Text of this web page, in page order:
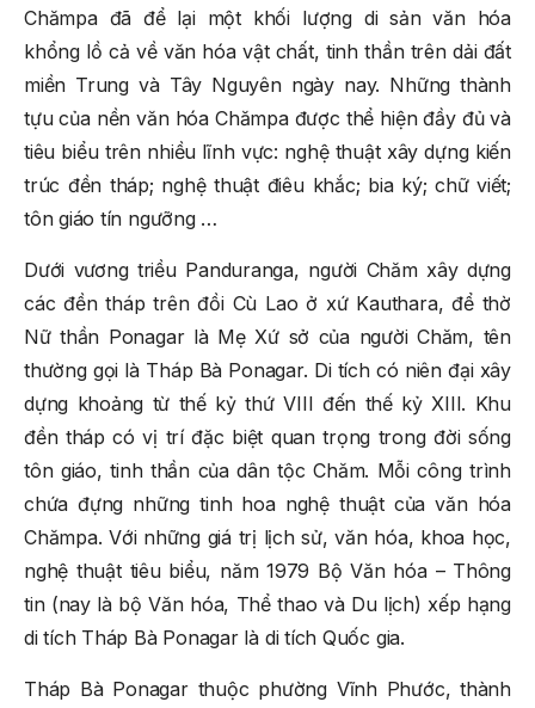
Chămpa đã để lại một khối lượng di sản văn hóa
khổng lồ cả về văn hóa vật chất, tinh thần trên dải đất
miền Trung và Tây Nguyên ngày nay. Những thành
tựu của nền văn hóa Chămpa được thể hiện đầy đủ và
tiêu biểu trên nhiều lĩnh vực: nghệ thuật xây dựng kiến
trúc đền tháp; nghệ thuật điêu khắc; bia ký; chữ viết;
tôn giáo tín ngưỡng …
Dưới vương triều Panduranga, người Chăm xây dựng
các đền tháp trên đồi Cù Lao ở xứ Kauthara, để thờ
Nữ thần Ponagar là Mẹ Xứ sở của người Chăm, tên
thường gọi là Tháp Bà Ponagar. Di tích có niên đại xây
dựng khoảng từ thế kỷ thứ VIII đến thế kỷ XIII. Khu
đền tháp có vị trí đặc biệt quan trọng trong đời sống
tôn giáo, tinh thần của dân tộc Chăm. Mỗi công trình
chứa đựng những tinh hoa nghệ thuật của văn hóa
Chămpa. Với những giá trị lịch sử, văn hóa, khoa học,
nghệ thuật tiêu biểu, năm 1979 Bộ Văn hóa – Thông
tin (nay là bộ Văn hóa, Thể thao và Du lịch) xếp hạng
di tích Tháp Bà Ponagar là di tích Quốc gia.
Tháp Bà Ponagar thuộc phường Vĩnh Phước, thành